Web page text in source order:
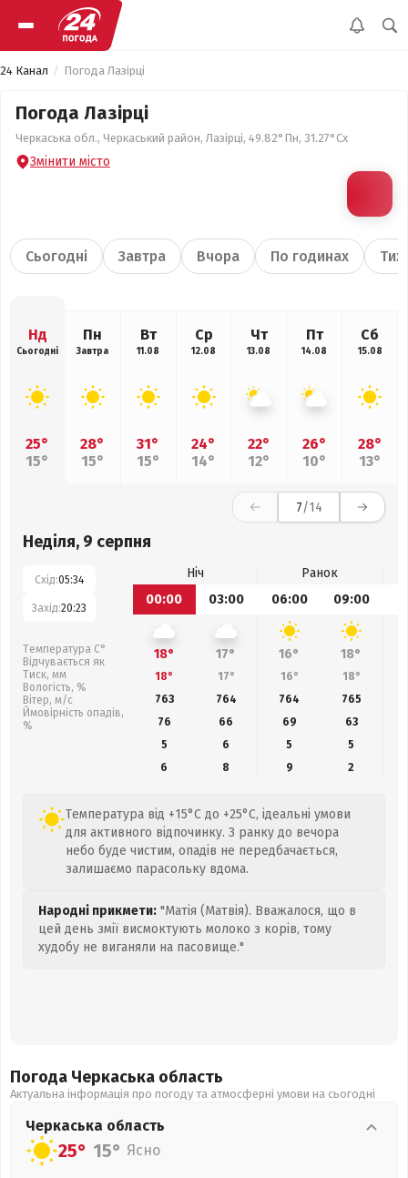
24 Канал Погода Лазірці
Погода Лазірці
Черкаська обл., Черкаський район, Лазірці, 49.82°Пн, 31.27°Сх
Змінити місто
Сьогодні Завтра Вчора По годинах
Нд
Сьогодні
25°
15°
Пн
Завтра
28°
15°
Вт
11.08
31°
15°
Ср
12.08
24°
14°
Чт
13.08
22°
12°
Пт
14.08
26°
10°
Сб
15.08
28°
13°
7/14
Неділя, 9 серпня
Схід:05:34
Захід:20:23
Температура С°
Відчувається як
Тиск, мм
Вологість, %
Вітер, м/с
Ймовірність опадів,
%
Ніч
Ранок
00:00
03:00 06:00 09:00
18° 17° 16° 18°
18° 17° 16° 18°
763
764 764 765
76
66 69 63
5
6 5
5
6
8 9 2
Температура від +15°C до +25°C, ідеальні умови
для активного відпочинку. З ранку до вечора
небо буде чистим, опадів не передбачається,
залишаємо парасольку вдома.
Народні прикмети: "Матія (Матвія). Вважалося, що в
цей день змії висмоктують молоко з корів, тому
худобу не виганяли на пасовище."
Погода Черкаська область
Актуальна інформація про погоду та атмосферні умови на сьогодні
Черкаська область
25° 15° Ясно